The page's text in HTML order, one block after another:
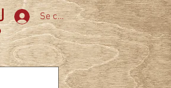
Se connecter